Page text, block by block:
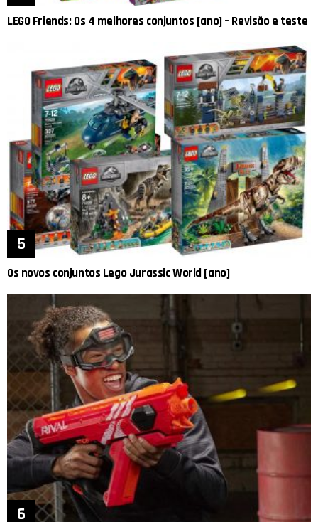
LEGO Friends: Os 4 melhores conjuntos [ano] – Revisão e teste
Os novos conjuntos Lego Jurassic World [ano]